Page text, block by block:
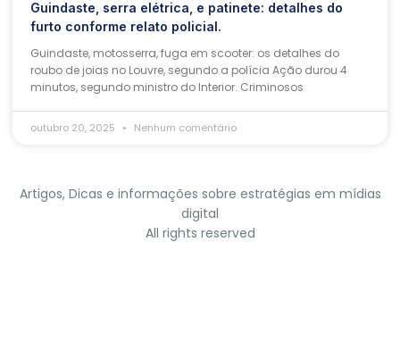
Guindaste, serra elétrica, e patinete: detalhes do
furto conforme relato policial.
Guindaste, motosserra, fuga em scooter: os detalhes do
roubo de joias no Louvre, segundo a polícia Ação durou 4
minutos, segundo ministro do Interior. Criminosos
outubro 20, 2025 Nenhum comentário
Artigos, Dicas e informações sobre estratégias em mídias
digital
All rights reserved